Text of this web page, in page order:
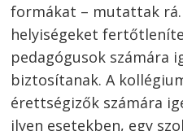
formákat – mutattak rá.
helyiségeket
pedagógusok számára
biztosítanak. A
érettségizők számára
ilyen esetekben, egy
Bejegyzés
navigáció